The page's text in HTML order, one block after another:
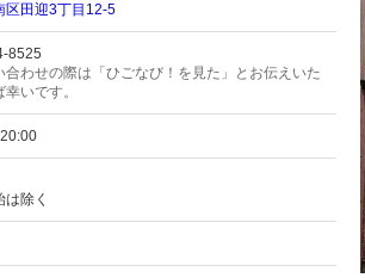
区田迎3丁目12-5
8525
わせの際は「ひごなび！を見た」とお伝えいた
いです。
は除く